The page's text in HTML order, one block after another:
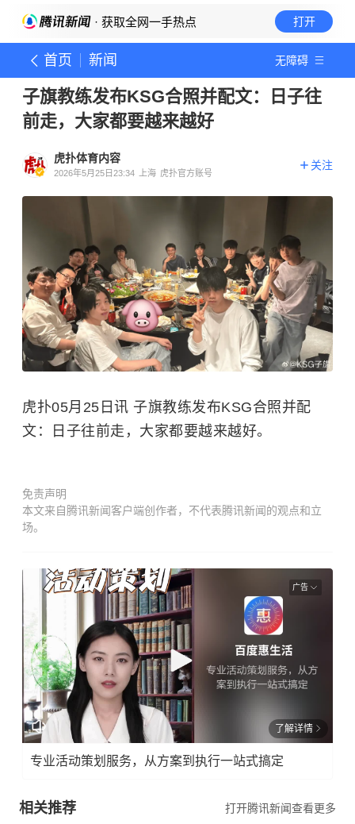
· 获取全网一手热点 打开
首页 新闻 无障碍
子旗教练发布KSG合照并配文：日子往
前走，大家都要越来越好
虎扑体育内容
2026年5月25日23:34 上海 虎扑官方账号
关注
虎扑05月25日讯 子旗教练发布KSG合照并配
文：日子往前走，大家都要越来越好。
免责声明
本文来自腾讯新闻客户端创作者，不代表腾讯新闻的观点和立
场。
广告
了解详情
专业活动策划服务，从方案到执行一站式搞定
相关推荐 打开腾讯新闻查看更多